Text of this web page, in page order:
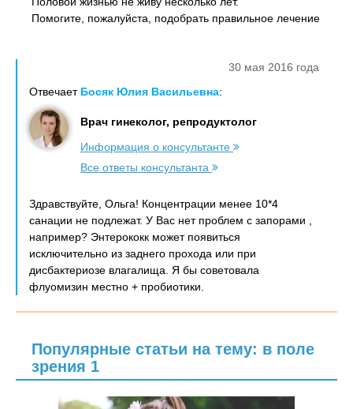
Помогите, пожалуйста, подобрать правильное лечение
30 мая 2016 года
Отвечает Босяк Юлия Васильевна:
Врач гинеколог, репродуктолог
Информация о консультанте
Все ответы консультанта
Здравствуйте, Ольга! Концентрации менее 10*4
санации не подлежат. У Вас нет проблем с запорами ,
например? Энтерококк может появиться
исключительно из заднего прохода или при
дисбактериозе влагалища. Я бы советовала
флуомизин местно + пробиотики.
Популярные статьи на тему: в поле
зрения 1